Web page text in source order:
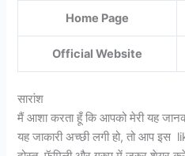
Home Page
Official Website
सारांश
मैं आशा करता हूँ कि आपको मेरी यह
यह जाकारी अच्छी लगी हो, तो आप